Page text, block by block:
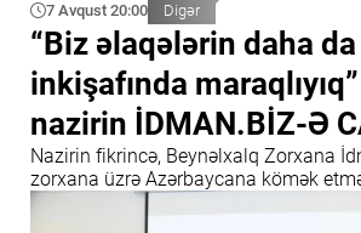
7 Avqust 20:00 Digər
“Biz əlaqələrin daha da
inkişafında
nazirin İDMAN.BİZ-Ə
Nazirin fikrincə, Beynəlxalq Zorxana
zorxana üzrə Azərbaycana kömək